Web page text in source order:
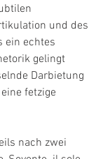
und des
ein echtes
gelingt
Darbietung
fetzige
nach zwei